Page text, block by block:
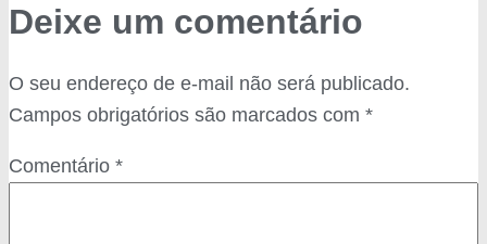
Deixe um comentário
O seu endereço de e-mail não será publicado.
Campos obrigatórios são marcados com *
Comentário *